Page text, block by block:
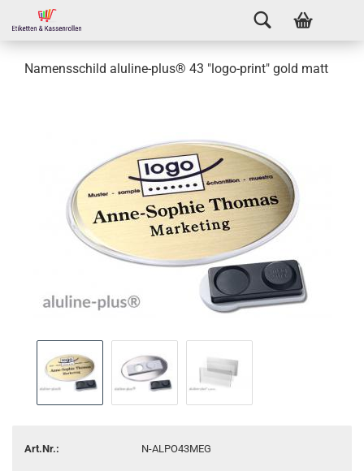
Namensschild aluline-plus® 43 "logo-print" gold matt
Art.Nr.: N-ALPO43MEG